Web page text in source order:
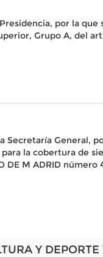
por la
Grupo A, del
Secretaría
la cobertura de
DE M ADRID
Y